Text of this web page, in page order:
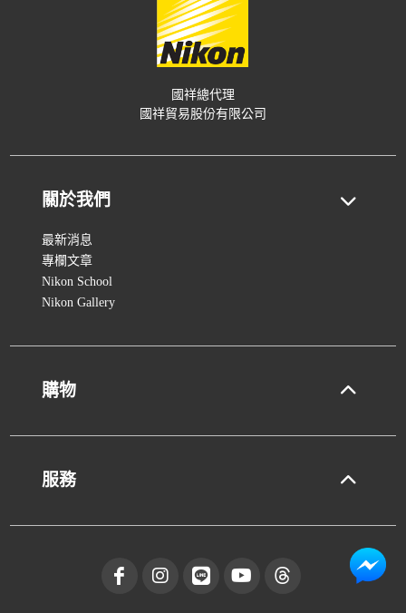
國祥總代理
國祥貿易股份有限公司
關於我們
最新消息
專欄文章
Nikon School
Nikon Gallery
購物
服務